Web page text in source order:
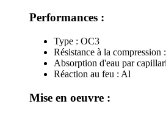
Performances :
Type : OC3
Résistance à la compression
Absorption d'eau par
Réaction au feu : Al
Mise en oeuvre :